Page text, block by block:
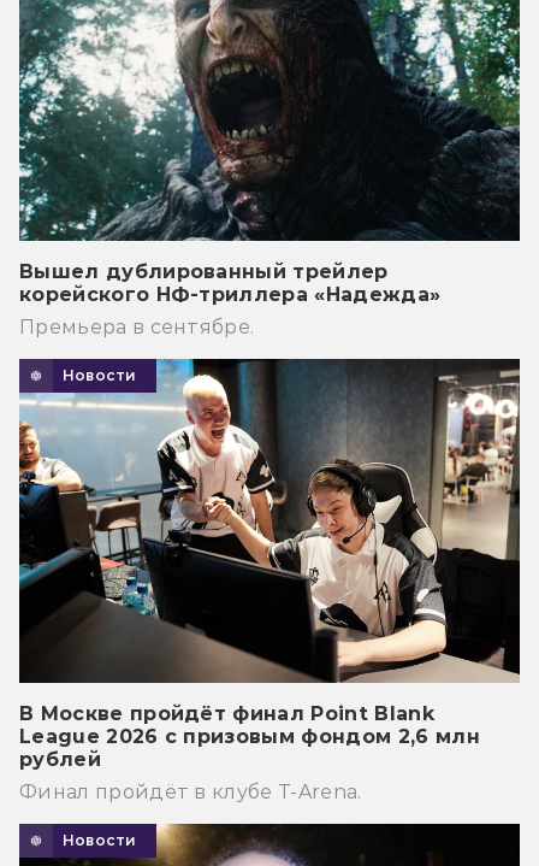
Вышел дублированный трейлер
корейского НФ-триллера «Надежда»
Премьера в сентябре.
Новости
В Москве пройдёт финал Point Blank
League 2026 с призовым фондом 2,6 млн
рублей
Финал пройдёт в клубе T-Arena.
Новости